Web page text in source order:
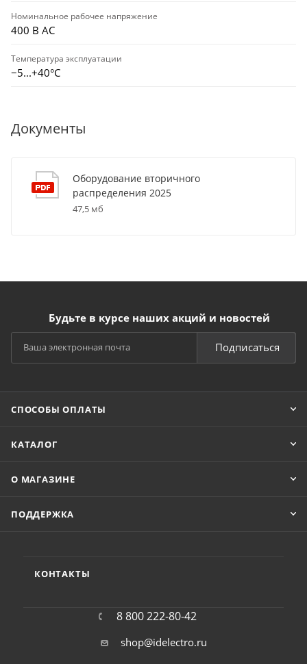
Номинальное рабочее напряжение
400 В AC
Температура эксплуатации
−5...+40°C
Документы
Оборудование вторичного
распределения 2025
47,5 мб
Будьте в курсе наших акций и новостей
Подписаться
СПОСОБЫ ОПЛАТЫ
КАТАЛОГ
О МАГАЗИНЕ
ПОДДЕРЖКА
КОНТАКТЫ
8 800 222-80-42
shop@idelectro.ru